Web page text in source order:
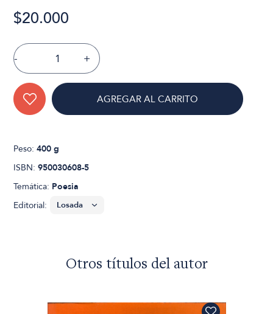
$20.000
- +
AGREGAR AL CARRITO
Peso:400 g
ISBN:950030608-5
Temática: Poesia
Editorial:
Otros títulos del autor